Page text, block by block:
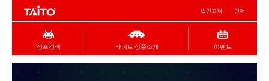
법인고객 언어
점포검색 타이토 상품소개 이벤트